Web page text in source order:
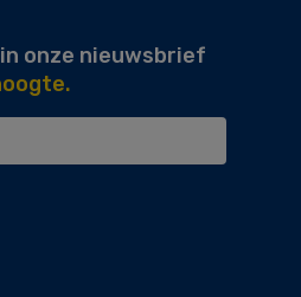
onze nieuwsbrief